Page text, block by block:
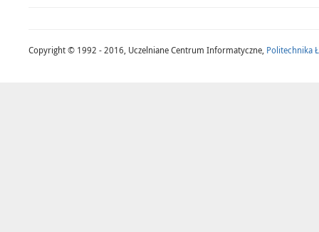
Copyright © 1992 - 2016, Uczelniane Centrum Informatyczne, Politechnika